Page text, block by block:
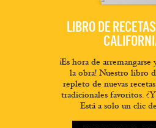
LIBRO DE
¡Es hora de
la obra! Nuestro libro
repleto de nuevas
tradicionales favoritos.
Está a solo un clic